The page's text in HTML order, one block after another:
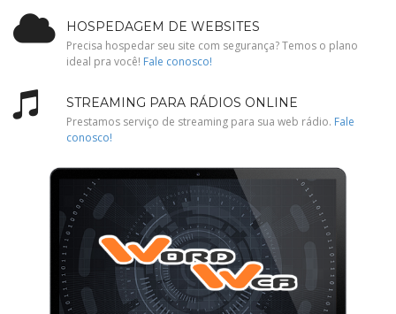
HOSPEDAGEM DE WEBSITES
Precisa hospedar seu site com segurança? Temos o plano
ideal pra você! Fale conosco!
STREAMING PARA RÁDIOS ONLINE
Prestamos serviço de streaming para sua web rádio. Fale
conosco!